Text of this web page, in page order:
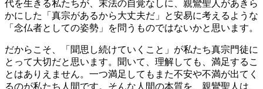
代を生きる私たちが、末法の自覚なしに、親鸞聖人があきら
かにした「真宗があるから大丈夫だ」と安易に考えるような
「念仏者としての姿勢」を問うものではないかと思います。
だからこそ、「聞思し続けていくこと」が私たち真宗門徒に
とって大切だと思います。聞いて、理解しても、満足するこ
とはありえません。一つ満足してもまた不安や不満が出てく
るのが私たち人間です。そんな人間の本質を、親鸞聖人は、